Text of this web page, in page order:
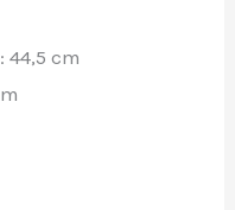
44,5 cm